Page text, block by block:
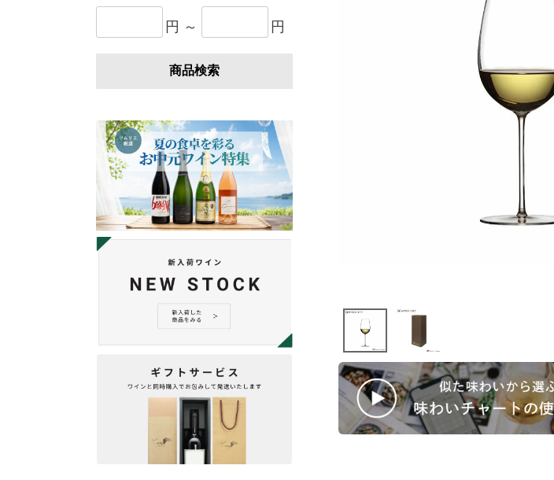
円 ～ 円
商品検索